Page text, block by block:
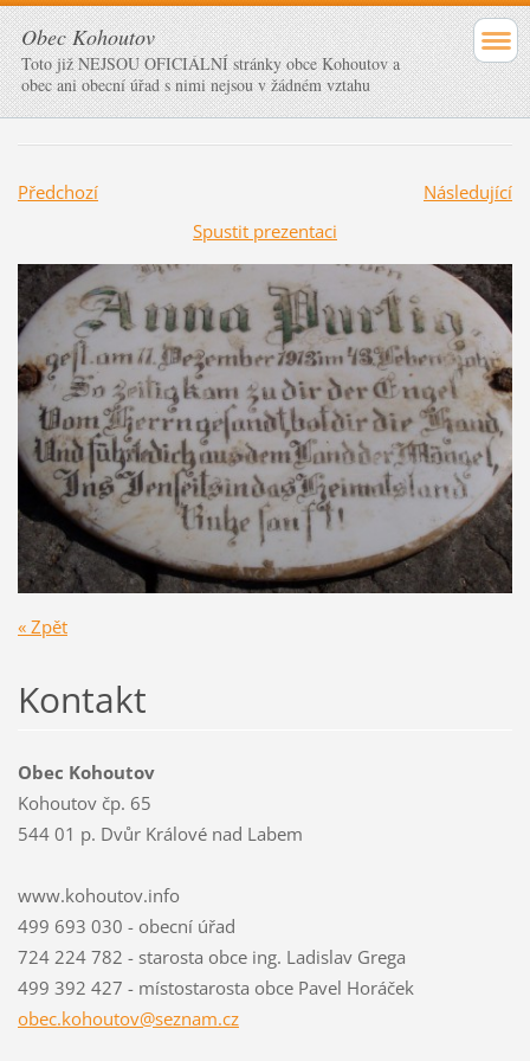
Obec Kohoutov
Toto již NEJSOU OFICIÁLNÍ stránky obce Kohoutov a
obec ani obecní úřad s nimi nejsou v žádném vztahu
Předchozí
Následující
Spustit prezentaci
« Zpět
Kontakt
Obec Kohoutov
Kohoutov čp. 65
544 01 p. Dvůr Králové nad Labem
www.kohoutov.info
499 693 030 - obecní úřad
724 224 782 - starosta obce ing. Ladislav Grega
499 392 427 - místostarosta obce Pavel Horáček
obec.kohoutov@seznam.cz